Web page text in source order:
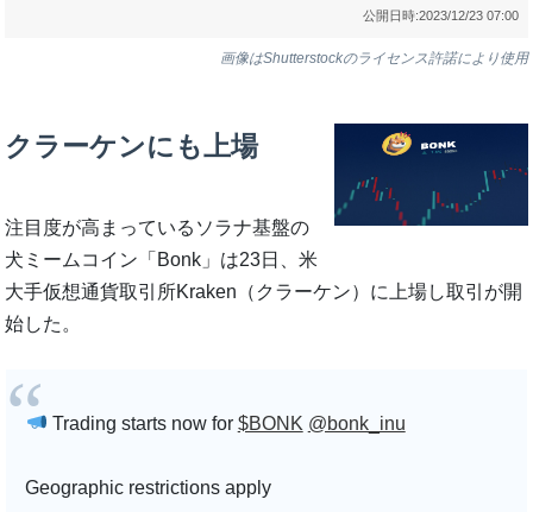
公開日時:2023/12/23 07:00
画像はShutterstockのライセンス許諾により使用
クラーケンにも上場
注目度が高まっているソラナ基盤の
犬ミームコイン「Bonk」は23日、米
大手仮想通貨取引所Kraken（クラーケン）に上場し取引が開
始した。
Trading starts now for $BONK @bonk_inu
Geographic restrictions apply